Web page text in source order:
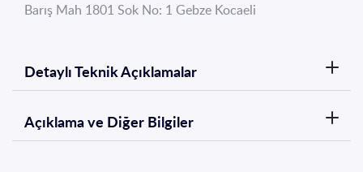
Barış Mah 1801 Sok No: 1 Gebze Kocaeli
Detaylı Teknik Açıklamalar
Açıklama ve Diğer Bilgiler